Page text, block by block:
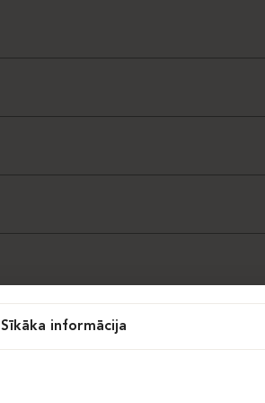
Sīkāka informācija